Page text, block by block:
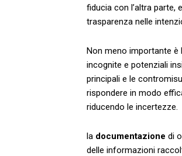
fiducia​ con l’altra parte,
trasparenza nelle
Non⁤ meno importante è
incognite e potenziali
principali e​ le
rispondere in modo
riducendo⁤ le ⁤incertezze.
la documentazione di
delle⁢ informazioni